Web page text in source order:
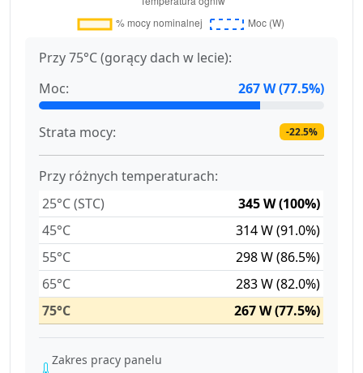
Przy 75°C (gorący dach w lecie):
Moc:
267 W (77.5%)
Strata mocy: -22.5%
Przy różnych temperaturach:
25°C (STC)
345 W (100%)
45°C
314 W (91.0%)
55°C
298 W (86.5%)
65°C
283 W (82.0%)
75°C
267 W (77.5%)
Zakres pracy panelu